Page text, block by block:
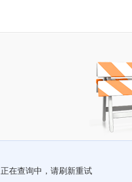
正在查询中，请刷新重试